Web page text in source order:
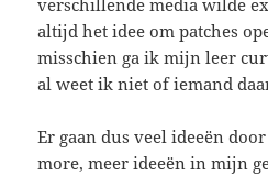
altijd het idee om patches
misschien ga ik mijn leer
al weet ik niet of iemand
Er gaan dus veel ideeën
more, meer ideeën in mijn